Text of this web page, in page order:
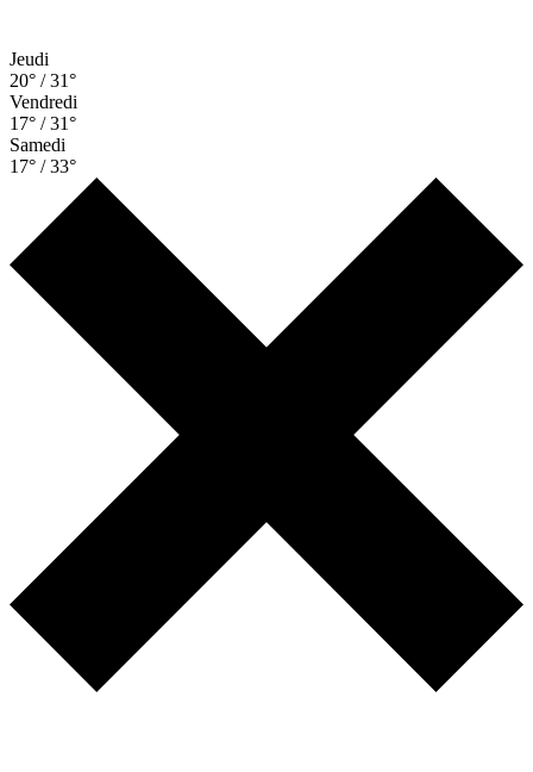
Jeudi
20° / 31°
Vendredi
17° / 31°
Samedi
17° / 33°